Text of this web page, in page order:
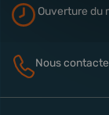
Ouverture du
Nous